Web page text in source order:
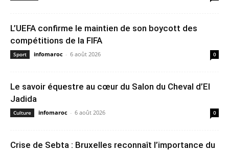
L’UEFA confirme le maintien de son boycott des
compétitions de la FIFA
Sport infomaroc - 6 août 2026 0
Le savoir équestre au cœur du Salon du Cheval d’El
Jadida
Culture infomaroc - 6 août 2026 0
Crise de Sebta : Bruxelles reconnaît l’importance du